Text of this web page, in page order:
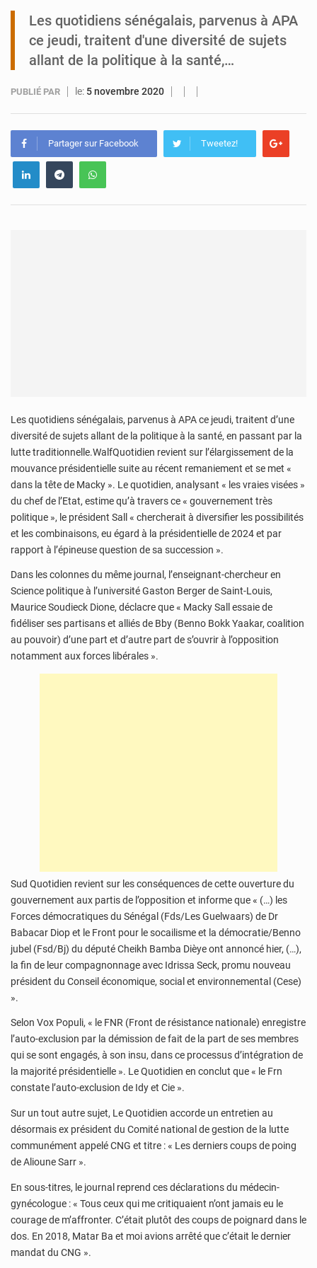
Arlit : La police d’Akokan démantèle deux réseaux criminels
Les quotidiens sénégalais, parvenus à APA
ce jeudi, traitent d'une diversité de sujets
allant de la politique à la santé,…
PUBLIÉ PAR le: 5 novembre 2020
Partager sur Facebook Tweetez!
Les quotidiens sénégalais, parvenus à APA ce jeudi, traitent d’une
diversité de sujets allant de la politique à la santé, en passant par la
lutte traditionnelle.WalfQuotidien revient sur l’élargissement de la
mouvance présidentielle suite au récent remaniement et se met «
dans la tête de Macky ». Le quotidien, analysant « les vraies visées »
du chef de l’Etat, estime qu’à travers ce « gouvernement très
politique », le président Sall « chercherait à diversifier les possibilités
et les combinaisons, eu égard à la présidentielle de 2024 et par
rapport à l’épineuse question de sa succession ».
Dans les colonnes du même journal, l’enseignant-chercheur en
Science politique à l’université Gaston Berger de Saint-Louis,
Maurice Soudieck Dione, déclacre que « Macky Sall essaie de
fidéliser ses partisans et alliés de Bby (Benno Bokk Yaakar, coalition
au pouvoir) d’une part et d’autre part de s’ouvrir à l’opposition
notamment aux forces libérales ».
Sud Quotidien revient sur les conséquences de cette ouverture du
gouvernement aux partis de l’opposition et informe que « (…) les
Forces démocratiques du Sénégal (Fds/Les Guelwaars) de Dr
Babacar Diop et le Front pour le socailisme et la démocratie/Benno
jubel (Fsd/Bj) du député Cheikh Bamba Dièye ont annoncé hier, (…),
la fin de leur compagnonnage avec Idrissa Seck, promu nouveau
président du Conseil économique, social et environnemental (Cese)
».
Selon Vox Populi, « le FNR (Front de résistance nationale) enregistre
l’auto-exclusion par la démission de fait de la part de ses membres
qui se sont engagés, à son insu, dans ce processus d’intégration de
la majorité présidentielle ». Le Quotidien en conclut que « le Frn
constate l’auto-exclusion de Idy et Cie ».
Sur un tout autre sujet, Le Quotidien accorde un entretien au
désormais ex président du Comité national de gestion de la lutte
communément appelé CNG et titre : « Les derniers coups de poing
de Alioune Sarr ».
En sous-titres, le journal reprend ces déclarations du médecin-
gynécologue : « Tous ceux qui me critiquaient n’ont jamais eu le
courage de m’affronter. C’était plutôt des coups de poignard dans le
dos. En 2018, Matar Ba et moi avions arrêté que c’était le dernier
mandat du CNG ».